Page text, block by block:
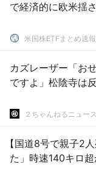
で経済的に欧米揺
米国株ETFまとめ速報
カズレーザー「お
ですよ」松陰寺は
２ちゃんねるニュー
【国道8号で親子2
た」時速140キロ